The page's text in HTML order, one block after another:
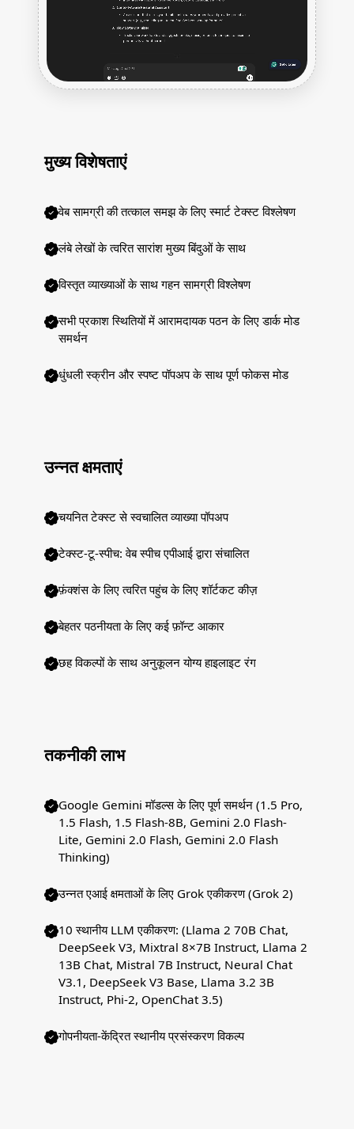
मुख्य विशेषताएं
वेब सामग्री की तत्काल समझ के लिए स्मार्ट टेक्स्ट विश्लेषण
लंबे लेखों के त्वरित सारांश मुख्य बिंदुओं के साथ
विस्तृत व्याख्याओं के साथ गहन सामग्री विश्लेषण
सभी प्रकाश स्थितियों में आरामदायक पठन के लिए डार्क मोड
समर्थन
धुंधली स्क्रीन और स्पष्ट पॉपअप के साथ पूर्ण फोकस मोड
उन्नत क्षमताएं
चयनित टेक्स्ट से स्वचालित व्याख्या पॉपअप
टेक्स्ट-टू-स्पीच: वेब स्पीच एपीआई द्वारा संचालित
फ़ंक्शंस के लिए त्वरित पहुंच के लिए शॉर्टकट कीज़
बेहतर पठनीयता के लिए कई फ़ॉन्ट आकार
छह विकल्पों के साथ अनुकूलन योग्य हाइलाइट रंग
तकनीकी लाभ
Google Gemini मॉडल्स के लिए पूर्ण समर्थन (1.5 Pro,
1.5 Flash, 1.5 Flash-8B, Gemini 2.0 Flash-
Lite, Gemini 2.0 Flash, Gemini 2.0 Flash
Thinking)
उन्नत एआई क्षमताओं के लिए Grok एकीकरण (Grok 2)
10 स्थानीय LLM एकीकरण: (Llama 2 70B Chat,
DeepSeek V3, Mixtral 8×7B Instruct, Llama 2
13B Chat, Mistral 7B Instruct, Neural Chat
V3.1, DeepSeek V3 Base, Llama 3.2 3B
Instruct, Phi-2, OpenChat 3.5)
गोपनीयता-केंद्रित स्थानीय प्रसंस्करण विकल्प